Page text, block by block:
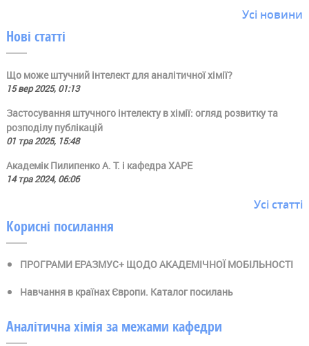
Усі новини
Нові статті
Що може штучний інтелект для аналітичної хімії?
15 вер 2025, 01:13
Застосування штучного інтелекту в хімії: огляд розвитку та
розподілу публікацій
01 тра 2025, 15:48
Академік Пилипенко А. Т. і кафедра ХАРЕ
14 тра 2024, 06:06
Усі статті
Корисні посилання
ПРОГРАМИ ЕРАЗМУС+ ЩОДО АКАДЕМІЧНОЇ МОБІЛЬНОСТІ
Навчання в країнах Європи. Каталог посилань
Аналітична хімія за межами кафедри